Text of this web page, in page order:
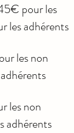
pour les
les adhérents
les non
les non
adhérents